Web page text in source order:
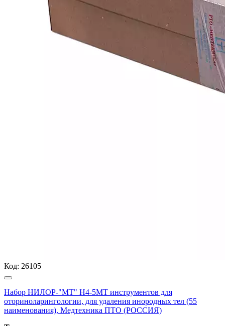
Код: 26105
Набор НИЛОР-"МТ" Н4-5МТ инструментов для
оториноларингологии, для удаления инородных тел (55
наименования), Медтехника ПТО (РОССИЯ)